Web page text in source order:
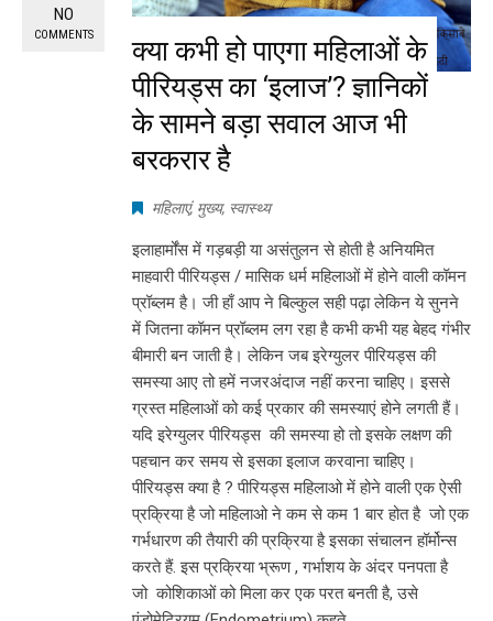
NO
COMMENTS
क्या कभी हो पाएगा महिलाओं के
पीरियड्स का ‘इलाज’? ज्ञानिकों
के सामने बड़ा सवाल आज भी
बरकरार है
महिलाएं, मुख्य, स्वास्थ्य
इलाहार्मोंस में गड़बड़ी या असंतुलन से होती है अनियमित
माहवारी पीरियड्स / मासिक धर्म महिलाओं में होने वाली कॉमन
प्रॉब्लम है। जी हाँ आप ने बिल्कुल सही पढ़ा लेकिन ये सुनने
में जितना कॉमन प्रॉब्लम लग रहा है कभी कभी यह बेहद गंभीर
बीमारी बन जाती है। लेकिन जब इरेग्युलर पीरियड्स की
समस्या आए तो हमें नजरअंदाज नहीं करना चाहिए। इससे
ग्रस्त महिलाओं को कई प्रकार की समस्याएं होने लगती हैं।
यदि इरेग्युलर पीरियड्स की समस्या हो तो इसके लक्षण की
पहचान कर समय से इसका इलाज करवाना चाहिए।
पीरियड्स क्या है ? पीरियड्स महिलाओ में होने वाली एक ऐसी
प्रक्रिया है जो महिलाओ ने कम से कम 1 बार होत है जो एक
गर्भधारण की तैयारी की प्रक्रिया है इसका संचालन हॉर्मोन्स
करते हैं. इस प्रक्रिया भ्रूण , गर्भाशय के अंदर पनपता है
जो कोशिकाओं को मिला कर एक परत बनती है, उसे